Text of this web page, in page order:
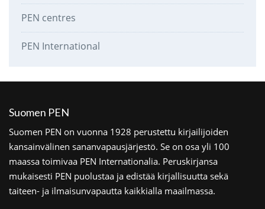
PEN centres
PEN International
Suomen PEN
Suomen PEN on vuonna 1928 perustettu kirjailijoiden
kansainvälinen sananvapausjärjestö. Se on osa yli 100
maassa toimivaa PEN Internationalia. Peruskirjansa
mukaisesti PEN puolustaa ja edistää kirjallisuutta sekä
taiteen- ja ilmaisunvapautta kaikkialla maailmassa.